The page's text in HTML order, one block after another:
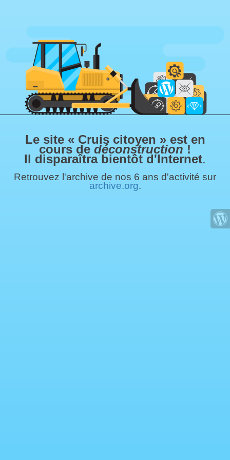
Le site « Cruis citoyen » est en
cours de déconstruction !
Il disparaîtra bientôt d'Internet.
Retrouvez l'archive de nos 6 ans d'activité sur
archive.org.